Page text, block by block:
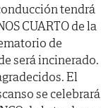
tendrá
CUARTO de la
de
será incinerado.
El
se celebrará